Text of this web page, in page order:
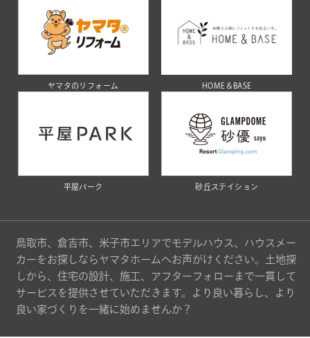
ヤマタのリフォーム HOME＆BASE
平屋パーク 砂丘ステイション
鳥取市、倉吉市、米子市エリアでモデルハウス、ハウスメー
カーをお探しならヤマタホームへお声がけください。土地探
しから、住宅の設計、施工、アフターフォローまで一貫して
サービスを提供させていただきます。より良い暮らし、より
良い家づくりを一緒に始めませんか？